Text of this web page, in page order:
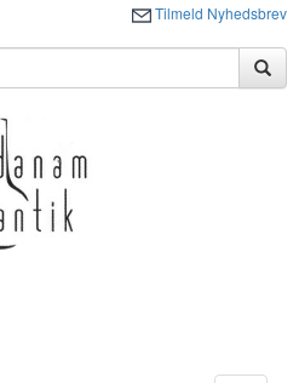
Tilmeld Nyhedsbrev